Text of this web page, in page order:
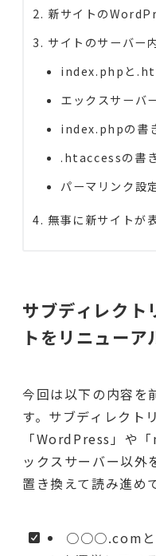
新サイトの
サイトのサーバー
index.phpと
エックスサーバ
index.phpの書
.htaccessの書
パーマリンク設
無事に新サイトが
サブディレク
トをリニュー
今回は以下の内容を
す。サブディレクト
「WordPress」や
ックスサーバー以外
置き換えて読み進め
○○○.comと